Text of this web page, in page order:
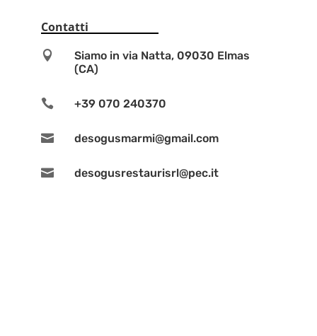
Contatti

Siamo in via Natta, 09030 Elmas
(CA)
 +39 070 240370
 desogusmarmi@gmail.com
 desogusrestaurisrl@pec.it